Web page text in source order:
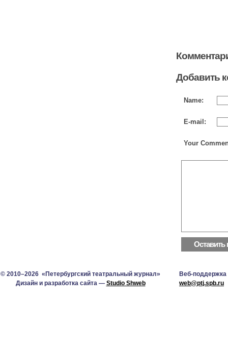
Добавить
Name:
E-mail:
Your
© 2010–2026 «Петербургский театральный журнал»
Дизайн и разработка сайта — Studio Shweb
Веб-поддержка
web@ptj.spb.ru